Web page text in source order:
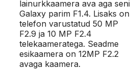
lainurkkaamera ava aga seni
Galaxy parim F1.4. Lisaks on
telefon varustatud 50 MP
F2.9 ja 10 MP F2.4
telekaameratega. Seadme
esikaamera on 12MP F2.2
avaga kaamera.